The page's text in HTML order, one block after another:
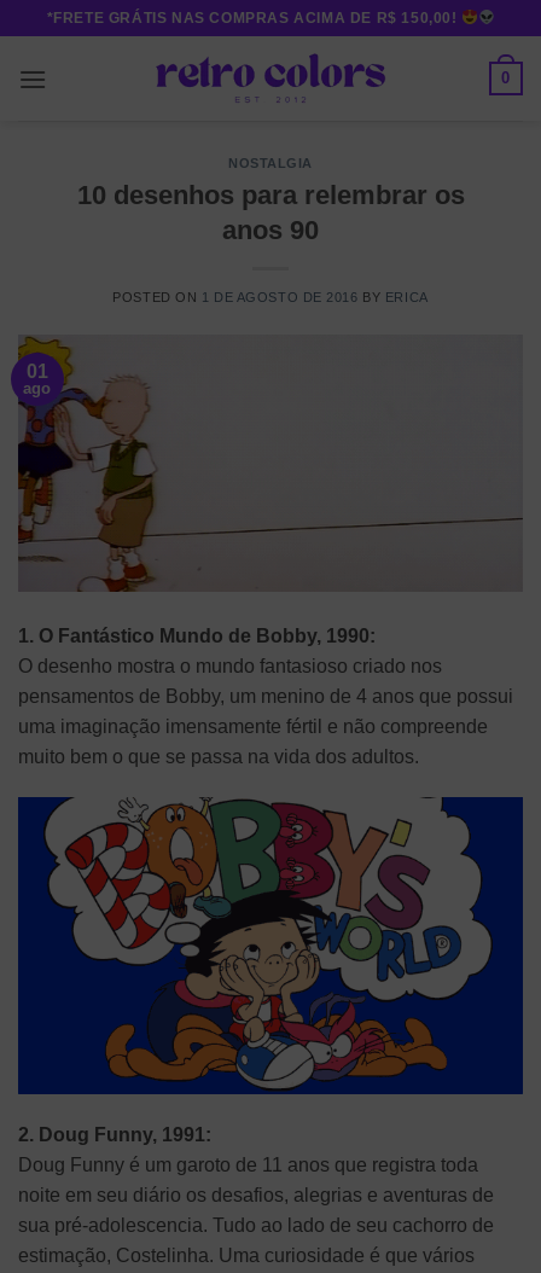
content
*FRETE GRÁTIS NAS COMPRAS ACIMA DE R$ 150,00!
0
NOSTALGIA
10 desenhos para relembrar os
anos 90
POSTED ON 1 DE AGOSTO DE 2016 BY ERICA
01
ago
1. O Fantástico Mundo de Bobby, 1990:
O desenho mostra o mundo fantasioso criado nos
pensamentos de Bobby, um menino de 4 anos que possui
uma imaginação imensamente fértil e não compreende
muito bem o que se passa na vida dos adultos.
2. Doug Funny, 1991:
Doug Funny é um garoto de 11 anos que registra toda
noite em seu diário os desafios, alegrias e aventuras de
sua pré-adolescencia. Tudo ao lado de seu cachorro de
estimação, Costelinha. Uma curiosidade é que vários